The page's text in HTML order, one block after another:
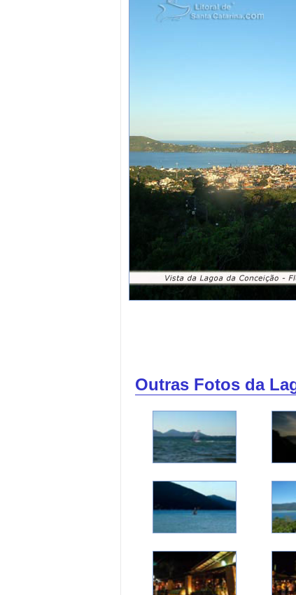
Outras Fotos da